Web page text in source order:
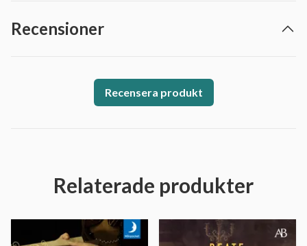
Recensioner
Recensera produkt
Relaterade produkter